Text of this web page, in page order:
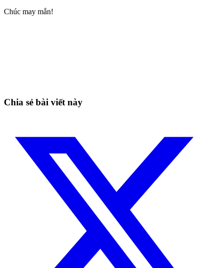
Chúc may mắn!
Chia sẻ bài viết này